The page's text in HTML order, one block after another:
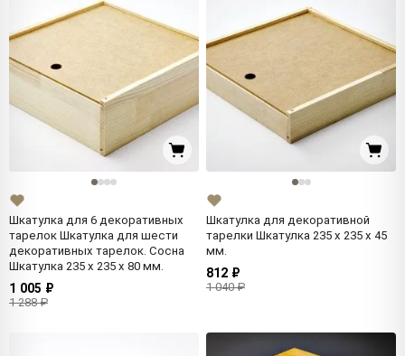
Шкатулка для 6 декоративных
тарелок Шкатулка для шести
декоративных тарелок. Сосна
Шкатулка 235 x 235 x 80 мм.
1 005 ₽
1 288 ₽
Шкатулка для декоративной
тарелки Шкатулка 235 x 235 x 45
мм.
812 ₽
1 040 ₽